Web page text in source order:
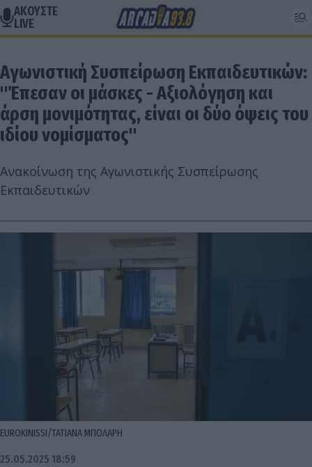
ΑΚΟΥΣΤΕ
LIVE
Αγωνιστική Συσπείρωση Εκπαιδευτικών:
"Έπεσαν οι μάσκες - Αξιολόγηση και
άρση μονιμότητας, είναι οι δύο όψεις του
ιδίου νομίσματος"
Ανακοίνωση της Αγωνιστικής Συσπείρωσης
Εκπαιδευτικών
EUROKINISSI/ΤΑΤΙΑΝΑ ΜΠΟΛΑΡΗ
25.05.2025 18:59